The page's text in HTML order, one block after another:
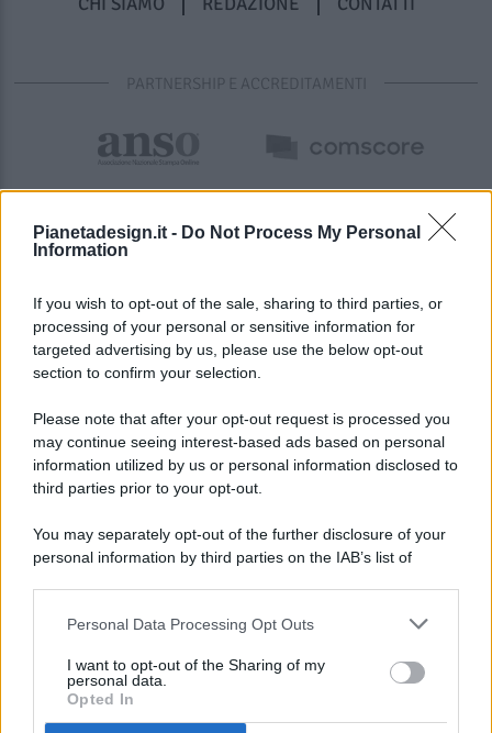
Pianetadesign.it - Do Not Process My Personal
Information
If you wish to opt-out of the sale, sharing to third parties, or
processing of your personal or sensitive information for
targeted advertising by us, please use the below opt-out
section to confirm your selection.
Please note that after your opt-out request is processed you
may continue seeing interest-based ads based on personal
information utilized by us or personal information disclosed to
third parties prior to your opt-out.
You may separately opt-out of the further disclosure of your
personal information by third parties on the IAB’s list of
This information may also be disclosed by us to third parties
disclose it to other third parties.
Personal Data Processing Opt Outs
I want to opt-out of the Sharing of my
personal data.
Opted In
PARTNERSHIP E ACCREDITAMENTI
© 2026 - Pianeta Design - P.IVA 04827280654 - Testata
Registrata Al Tribunale Di Nocera Inferiore N. 8/2020 - RG N.
ISCRIZIONE AL ROC N. 35792 – ISCRITTA ALL’ANSO
(ASSOCIAZIONE NAZIONALE STAMPA ONLINE)
PREFERENZE PRIVACY